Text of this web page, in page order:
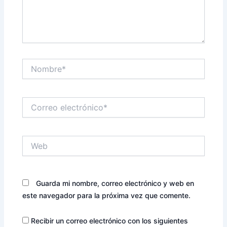
electrónico*
Guarda mi nombre, correo electrónico y web en
este navegador para la próxima vez que comente.
Recibir un correo electrónico con los siguientes